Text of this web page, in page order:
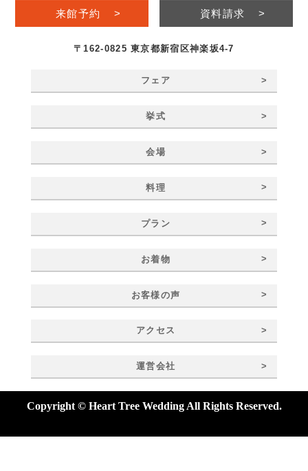
来館予約 > 資料請求 >
〒162-0825 東京都新宿区神楽坂4-7
フェア >
挙式 >
会場 >
料理 >
プラン >
お着物 >
お客様の声 >
アクセス >
運営会社 >
Copyright © Heart Tree Wedding All Rights Reserved.